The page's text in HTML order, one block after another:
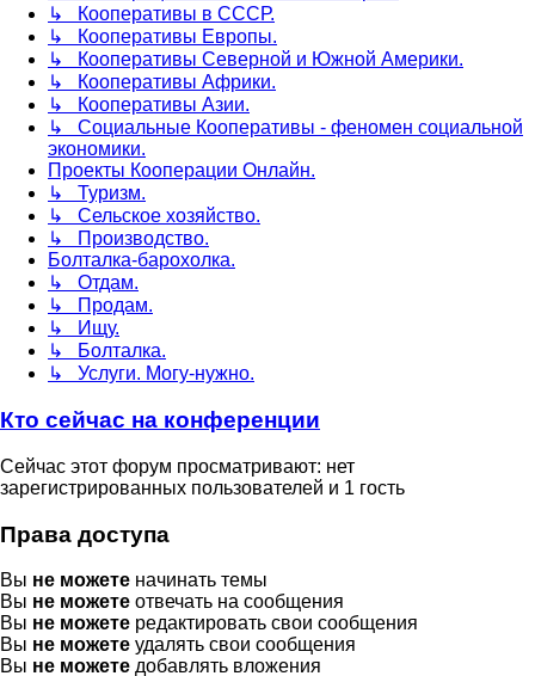
↳ Кооперативы в СССР.
↳ Кооперативы Европы.
↳ Кооперативы Северной и Южной Америки.
↳ Кооперативы Африки.
↳ Кооперативы Азии.
↳ Социальные Кооперативы - феномен социальной
экономики.
Проекты Кооперации Онлайн.
↳ Туризм.
↳ Сельское хозяйство.
↳ Производство.
Болталка-барохолка.
↳ Отдам.
↳ Продам.
↳ Ищу.
↳ Болталка.
↳ Услуги. Могу-нужно.
Кто сейчас на конференции
Сейчас этот форум просматривают: нет
зарегистрированных пользователей и 1 гость
Права доступа
Вы не можете начинать темы
Вы не можете отвечать на сообщения
Вы не можете редактировать свои сообщения
Вы не можете удалять свои сообщения
Вы не можете добавлять вложения